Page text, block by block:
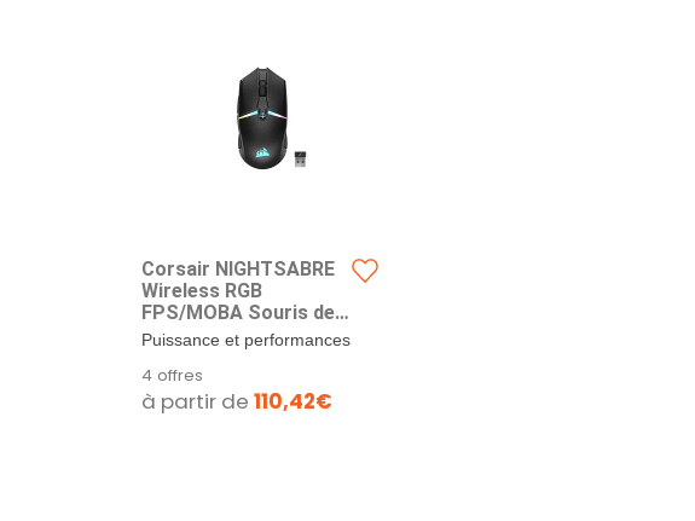
Corsair NIGHTSABRE
Wireless RGB
FPS/MOBA Souris de
Jeu - 26 000 DPI - 11
Programmables -
Jusqu'à 100 Heures de
Batterie - Compatible
Puissance et performances
forme...
4 offres
à partir de 110,42€